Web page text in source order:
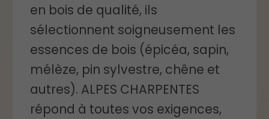
en bois de qualité, ils
sélectionnent soigneusement les
essences de bois (épicéa, sapin,
mélèze, pin sylvestre, chêne et
autres). ALPES CHARPENTES
répond à toutes vos exigences,